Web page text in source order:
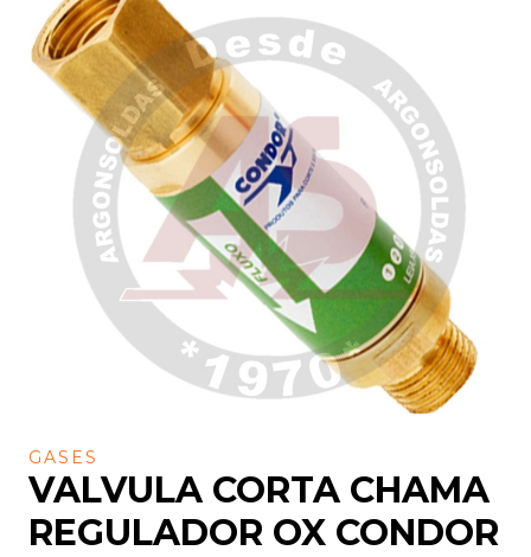
GASES
VALVULA CORTA CHAMA
REGULADOR OX CONDOR